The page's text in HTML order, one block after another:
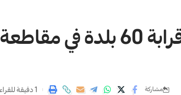
القوات الروسية تسيطر على قرابة 60 بلدة في مقاطعة
مشاركة 1 دقيقة للقراءة